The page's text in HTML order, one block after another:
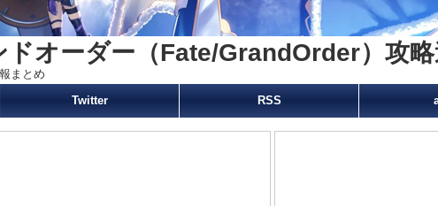
ドオーダー（Fate/GrandOrder）攻略
まとめ
Twitter RSS